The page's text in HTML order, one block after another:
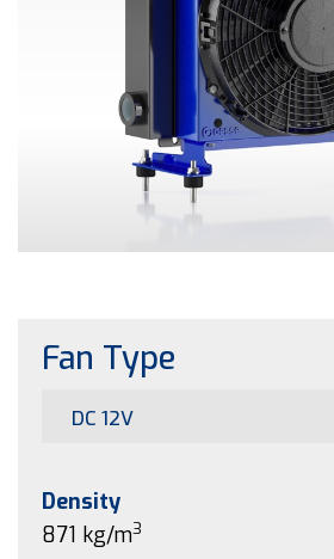
Fan Type
DC 12V
Density
871 kg/m3